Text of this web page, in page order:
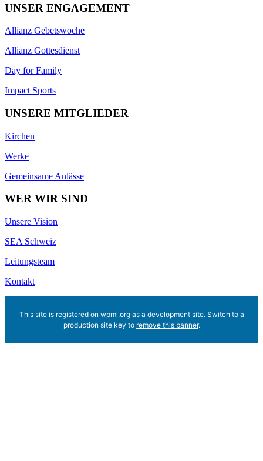
UNSER ENGAGEMENT
Allianz Gebetswoche
Allianz Gottesdienst
Day for Family
Impact Sports
UNSERE MITGLIEDER
Kirchen
Werke
Gemeinsame Anlässe
WER WIR SIND
Unsere Vision
SEA Schweiz
Leitungsteam
Kontakt
This site is registered on wpml.orgas a development site. Switch to a
production site key to remove this banner.